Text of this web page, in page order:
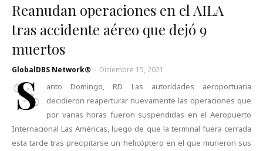
Reanudan operaciones en el AILA
tras accidente aéreo que dejó 9
muertos
GlobalDBS Network® - Diciembre 15, 2021
S
anto Domingo, RD Las autoridades aeroportuaria
decidieron reaperturar nuevamente las operaciones que
por varias horas fueron suspendidas en el Aeropuerto
Internacional Las Américas, luego de que la terminal fuera cerrada
esta tarde tras precipitarse un helicóptero en el que murieron sus